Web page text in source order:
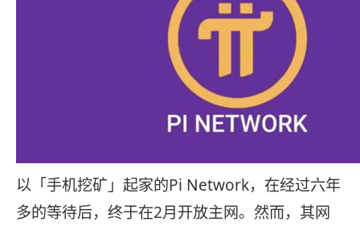
以「手机挖矿」起家的Pi Network，在经过六年
多的等待后，终于在2月开放主网。然而，其网